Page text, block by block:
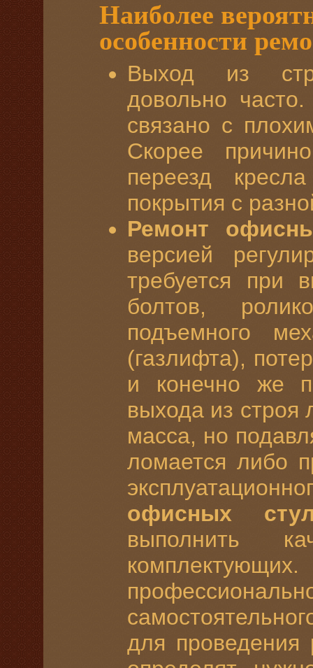
Наиболее
особенности
Выход из
довольно
связано с
Скорее
переезд
покрытия с
Ремонт
версией
требуется при
болтов,
подъемного
(газлифта),
и конечно же
выхода из строя
масса, но
ломается либо
офисных
выполнить
для проведения